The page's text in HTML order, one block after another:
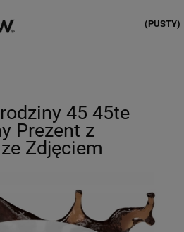
(PUSTY)
45 45te
Prezent z
Zdjęciem